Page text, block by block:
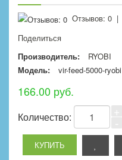
Отзывов: 0 |
Поделиться
Производитель:
RYOBI
Модель:
vir-feed-5000-ryobi
166.00 руб.
Количество: